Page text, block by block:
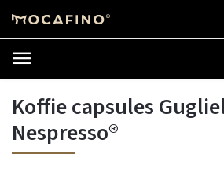
Koffie capsules
Nespresso®